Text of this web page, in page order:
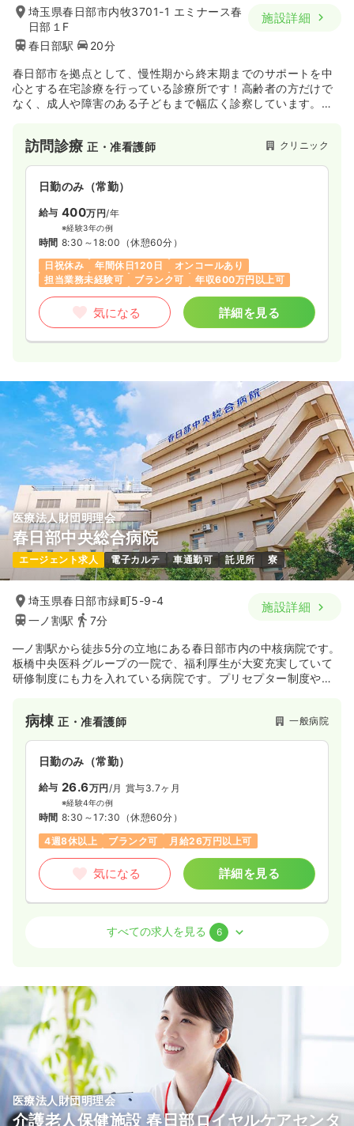
埼玉県春日部市内牧3701-1 エミナース春
日部１F
春日部駅
20分
施設詳細
春日部市を拠点として、慢性期から終末期までのサポートを中
心とする在宅診療を行っている診療所です！高齢者の方だけで
なく、成人や障害のある子どもまで幅広く診察しています。心
訪問診療正・准看護師 クリニック
日勤のみ（常勤）
給与 400万円/年
※経験3年の例
時間 8:30～18:00 （休憩60分）
日祝休み
年間休日120日
オンコールあり
担当業務未経験可
ブランク可 年収600万円以上可
気になる 詳細を見る
医療法人財団明理会
春日部中央総合病院
エージェント求人 電子カルテ 車通勤可 託児所 寮
埼玉県春日部市緑町5-9-4
一ノ割駅
7分
施設詳細
―ノ割駅から徒歩5分の立地にある春日部市内の中核病院です。
板橋中央医科グループの一院で、福利厚生が大変充実していて
研修制度にも力を入れている病院です。プリセプター制度や認
病棟正・准看護師 一般病院
日勤のみ（常勤）
給与 26.6万円/月 賞与3.7ヶ月
※経験4年の例
時間 8:30～17:30 （休憩60分）
4週8休以上
ブランク可 月給26万円以上可
気になる 詳細を見る
オペ室(手術室)正・准看護師
給与 28.4万円 賞与3.7ヶ月
※経験5年の例
時間 8:30～17:30
（休憩60分）
4週8休以上
オンコールあり
ブランク可
月給28万円以上可
気になる 詳細を見る
すべての求人を見る 6
医療法人財団明理会
介護老人保健施設 春日部ロイヤルケアセンタ